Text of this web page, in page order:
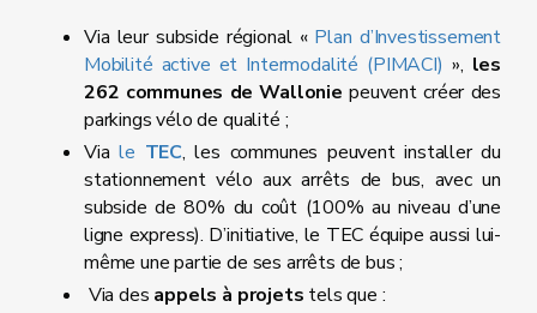
Via leur subside régional « Plan d’Investissement
Mobilité active et Intermodalité (PIMACI) », les
262 communes de Wallonie peuvent créer des
parkings vélo de qualité ;
Viale TEC, les communes peuvent installer du
stationnement vélo aux arrêts de bus, avec un
subside de 80% du coût (100% au niveau d’une
ligne express). D’initiative, le TEC équipe aussi lui-
même une partie de ses arrêts de bus ;
Via des appels à projets tels que :